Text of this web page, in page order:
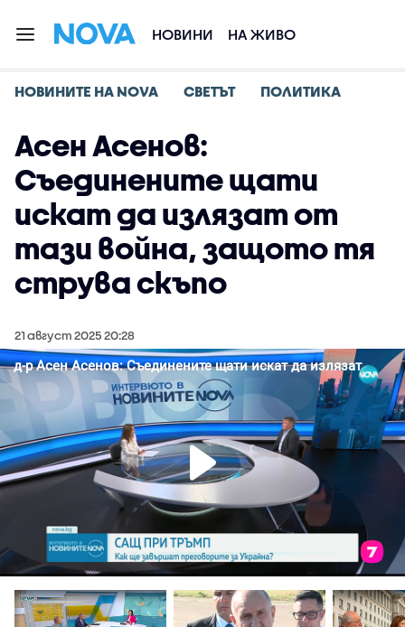
НОВИНИ НА ЖИВО
НОВИНИТЕ НА NOVA СВЕТЪТ ПОЛИТИКА
Асен Асенов:
Съединените щати
искат да излязат от
тази война, защото тя
струва скъпо
21 август 2025 20:28